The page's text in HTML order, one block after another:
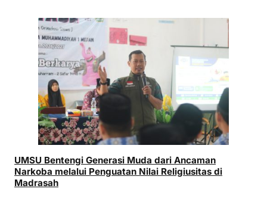
UMSU Bentengi Generasi Muda dari Ancaman
Narkoba melalui Penguatan Nilai Religiusitas di
Madrasah